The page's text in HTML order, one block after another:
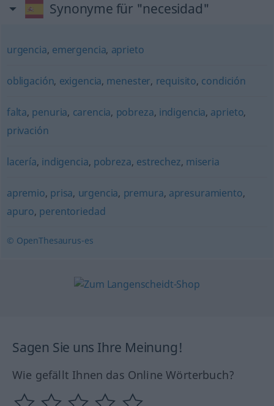
Synonyme für "necesidad"
urgencia, emergencia, aprieto
obligación, exigencia, menester, requisito, condición
falta, penuria, carencia, pobreza, indigencia, aprieto,
privación
lacería, indigencia, pobreza, estrechez, miseria
apremio, prisa, urgencia, premura, apresuramiento,
apuro, perentoriedad
© OpenThesaurus-es
Sagen Sie uns Ihre Meinung!
Wie gefällt Ihnen das Online Wörterbuch?